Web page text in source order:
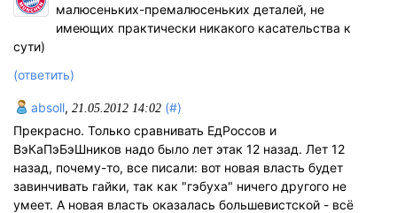
малюсеньких-премалюсеньких деталей, не
имеющих практически никакого касательства к
сути)
(ответить)
absoll, 21.05.2012 14:02 (#)
Прекрасно. Только сравнивать ЕдРоссов и
ВэКаПэБэШников надо было лет этак 12 назад. Лет 12
назад, почему-то, все писали: вот новая власть будет
завинчивать гайки, так как "гэбуха" ничего другого не
умеет. А новая власть оказалась большевистской - всё